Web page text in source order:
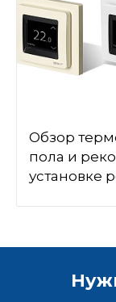
Обзор
пола и
установке